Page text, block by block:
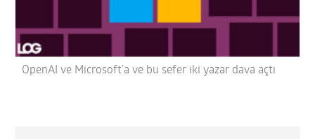
OpenAI ve Microsoft’a ve bu sefer iki yazar dava açtı